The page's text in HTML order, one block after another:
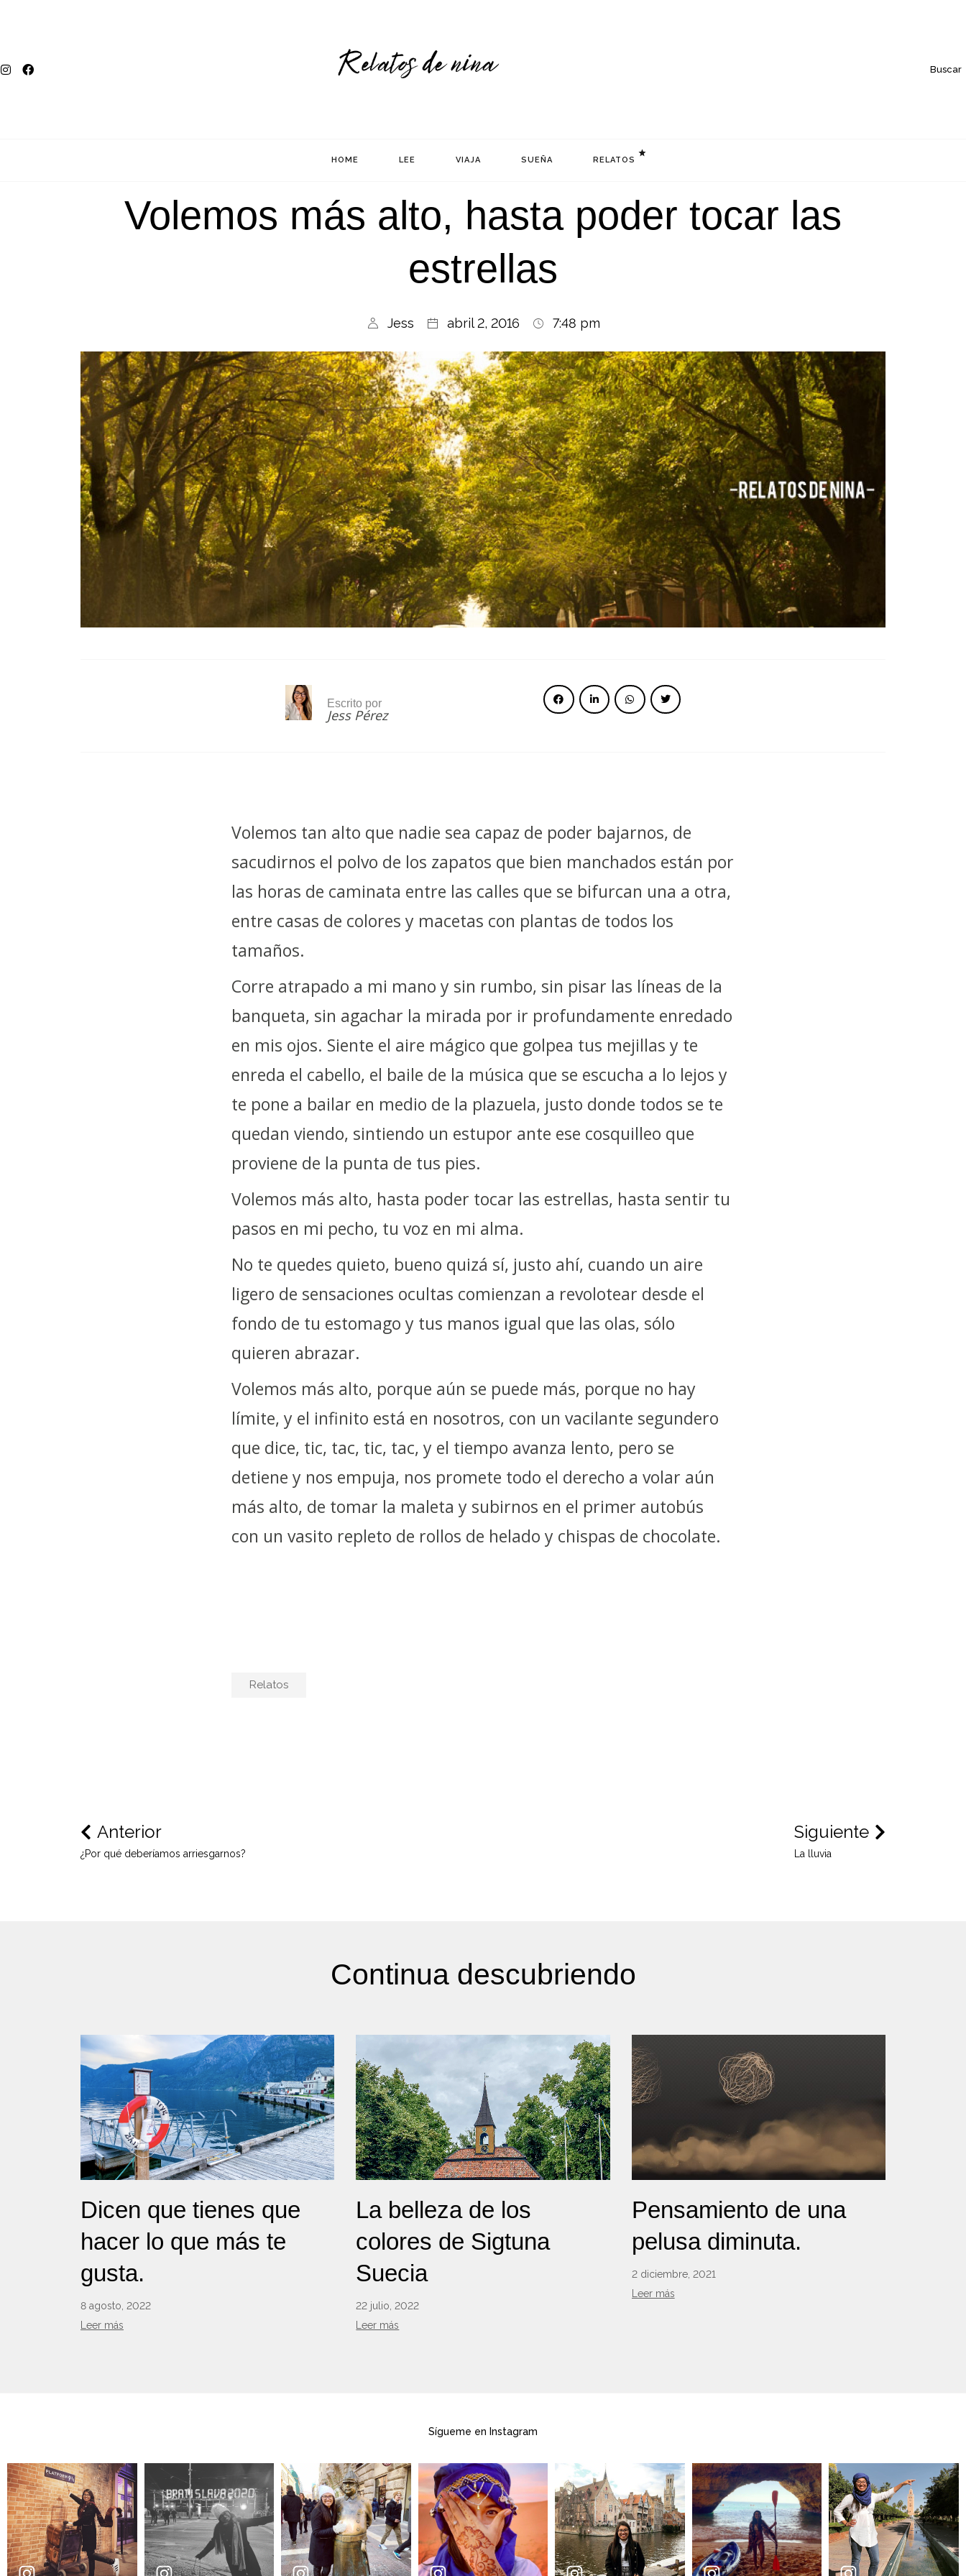
Buscar
HOME LEE VIAJA SUEÑA RELATOS
Volemos más alto, hasta poder tocar las
estrellas
Jess abril 2, 2016 7:48 pm
Escrito por
Jess Pérez
Volemos tan alto que nadie sea capaz de poder bajarnos, de
sacudirnos el polvo de los zapatos que bien manchados están por
las horas de caminata entre las calles que se bifurcan una a otra,
entre casas de colores y macetas con plantas de todos los
tamaños.
Corre atrapado a mi mano y sin rumbo, sin pisar las líneas de la
banqueta, sin agachar la mirada por ir profundamente enredado
en mis ojos. Siente el aire mágico que golpea tus mejillas y te
enreda el cabello, el baile de la música que se escucha a lo lejos y
te pone a bailar en medio de la plazuela, justo donde todos se te
quedan viendo, sintiendo un estupor ante ese cosquilleo que
proviene de la punta de tus pies.
Volemos más alto, hasta poder tocar las estrellas, hasta sentir tu
pasos en mi pecho, tu voz en mi alma.
No te quedes quieto, bueno quizá sí, justo ahí, cuando un aire
ligero de sensaciones ocultas comienzan a revolotear desde el
fondo de tu estomago y tus manos igual que las olas, sólo
quieren abrazar.
Volemos más alto, porque aún se puede más, porque no hay
límite, y el infinito está en nosotros, con un vacilante segundero
que dice, tic, tac, tic, tac, y el tiempo avanza lento, pero se
detiene y nos empuja, nos promete todo el derecho a volar aún
más alto, de tomar la maleta y subirnos en el primer autobús
con un vasito repleto de rollos de helado y chispas de chocolate.
Relatos
Anterior
¿Por qué deberíamos arriesgarnos?
Siguiente
La lluvia
Continua descubriendo
Dicen que tienes que
hacer lo que más te
gusta.
8 agosto, 2022
Leer más
La belleza de los
colores de Sigtuna
Suecia
22 julio, 2022
Leer más
Pensamiento de una
pelusa diminuta.
2 diciembre, 2021
Leer más
Sígueme en Instagram